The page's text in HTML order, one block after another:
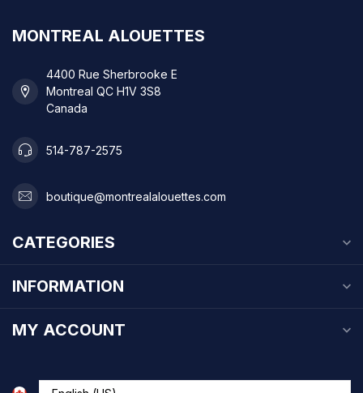
MONTREAL ALOUETTES
4400 Rue Sherbrooke E
Montreal QC H1V 3S8
Canada
514-787-2575
boutique@montrealalouettes.com
CATEGORIES
INFORMATION
MY ACCOUNT